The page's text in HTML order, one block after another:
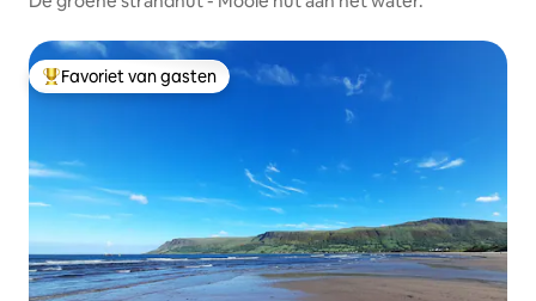
Topfavoriet van gasten
Favoriet van gasten